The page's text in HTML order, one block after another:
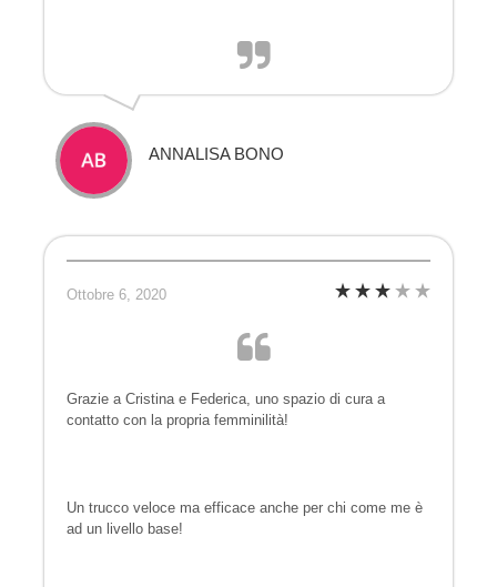
ANNALISA BONO
Ottobre 6, 2020
Grazie a Cristina e Federica, uno spazio di cura a
contatto con la propria femminilità!
Un trucco veloce ma efficace anche per chi come me è
ad un livello base!